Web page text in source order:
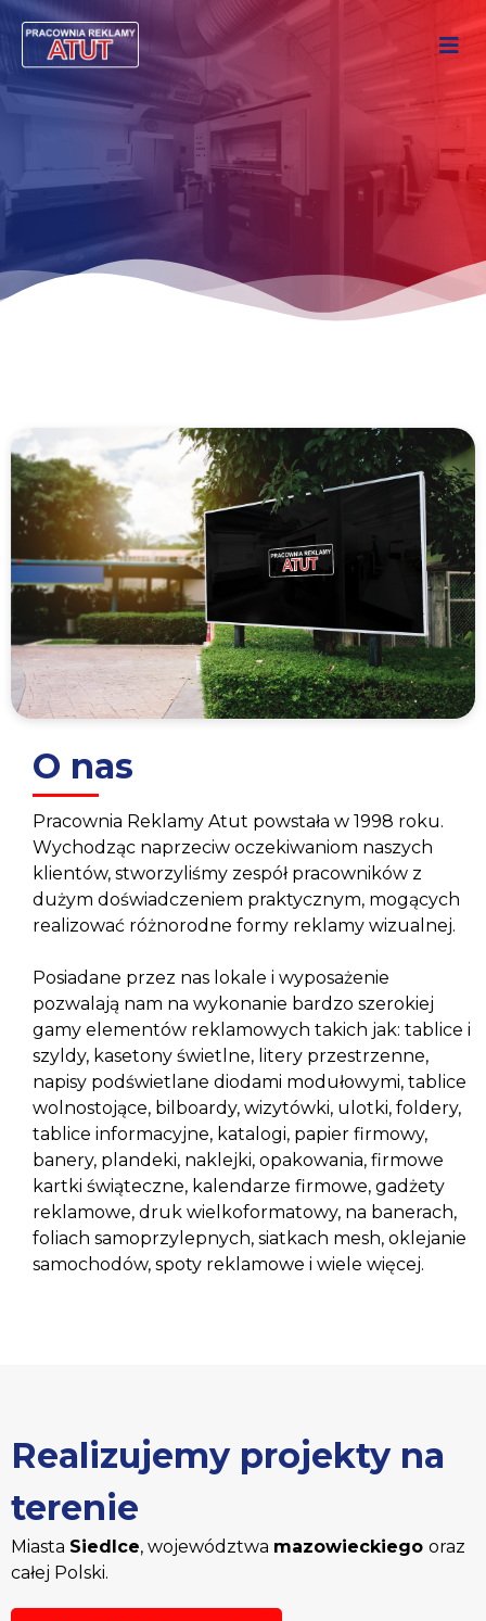
O nas
Pracownia Reklamy Atut powstała w 1998 roku.
Wychodząc naprzeciw oczekiwaniom naszych
klientów, stworzyliśmy zespół pracowników z
dużym doświadczeniem praktycznym, mogących
realizować różnorodne formy reklamy wizualnej.
Posiadane przez nas lokale i wyposażenie
pozwalają nam na wykonanie bardzo szerokiej
gamy elementów reklamowych takich jak: tablice i
szyldy, kasetony świetlne, litery przestrzenne,
napisy podświetlane diodami modułowymi, tablice
wolnostojące, bilboardy, wizytówki, ulotki, foldery,
tablice informacyjne, katalogi, papier firmowy,
banery, plandeki, naklejki, opakowania, firmowe
kartki świąteczne, kalendarze firmowe, gadżety
reklamowe, druk wielkoformatowy, na banerach,
foliach samoprzylepnych, siatkach mesh, oklejanie
samochodów, spoty reklamowe i wiele więcej.
Realizujemy projekty na
terenie
Miasta Siedlce, województwa mazowieckiego oraz
całej Polski.